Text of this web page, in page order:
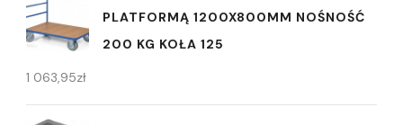
PLATFORMĄ 1200X800MM NOŚNOŚĆ
200 KG KOŁA 125
1 063,95zł